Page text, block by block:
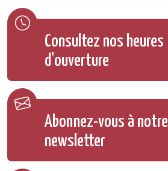
Consultez nos heures
d'ouverture
Abonnez-vous à notre
newsletter